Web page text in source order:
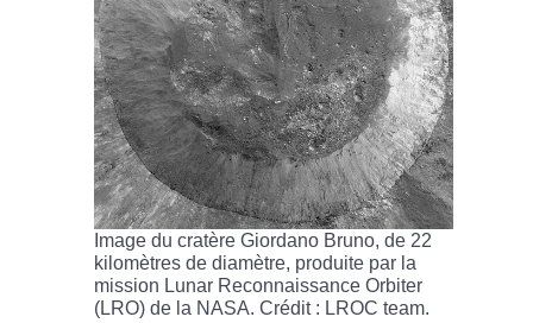
Image du cratère Giordano Bruno, de 22
kilomètres de diamètre, produite par la
mission Lunar Reconnaissance Orbiter
(LRO) de la NASA. Crédit : LROC team.